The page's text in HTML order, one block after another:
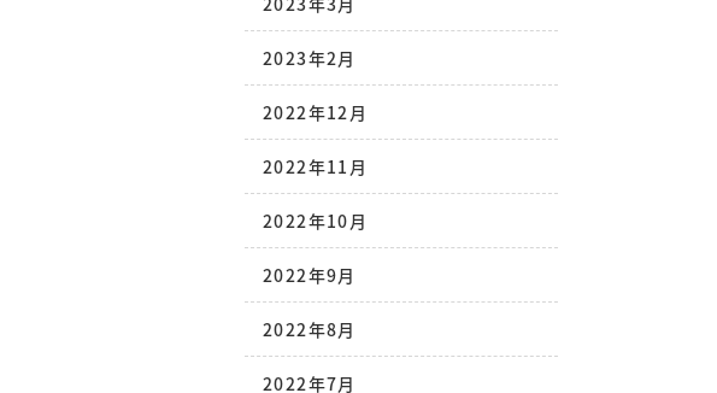
2023年2月
2022年12月
2022年11月
2022年10月
2022年9月
2022年8月
2022年7月